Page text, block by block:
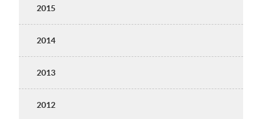
2015
2014
2013
2012